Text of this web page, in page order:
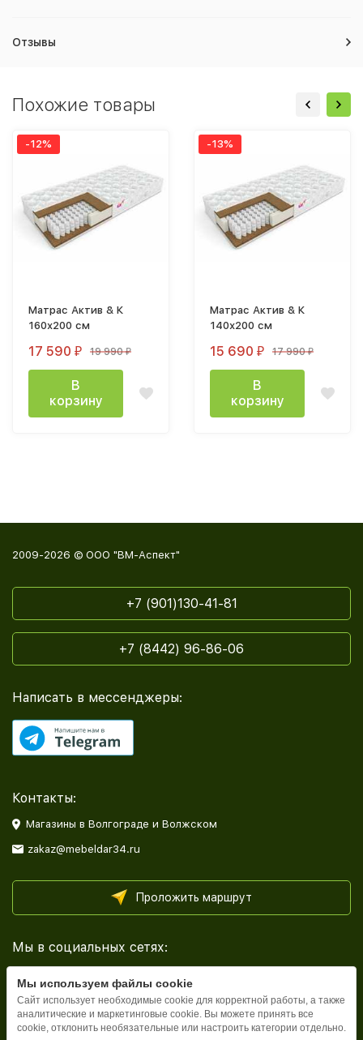
Отзывы
Похожие товары
-12%
Матрас Актив & К
160х200 см
17 590 ₽ 19 990₽
В
корзину
-13%
Матрас Актив & К
140х200 см
15 690 ₽ 17 990₽
В
корзину
2009-2026 © ООО "ВМ-Аспект"
+7 (901)130-41-81
+7 (8442) 96-86-06
Написать в мессенджеры:
Контакты:
Магазины в Волгограде и Волжском
zakaz@mebeldar34.ru
Проложить маршрут
Мы в социальных сетях:
Каталог
Мы используем файлы cookie
Сайт использует необходимые cookie для корректной работы, а также
аналитические и маркетинговые cookie. Вы можете принять все
cookie, отклонить необязательные или настроить категории отдельно.